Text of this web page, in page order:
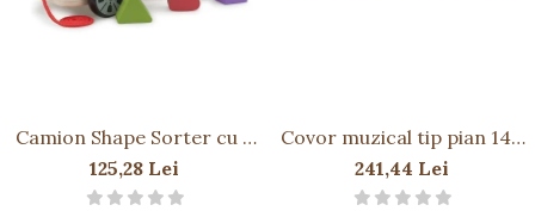
0-1 Ani
8-10 Ani
Camion Shape Sorter cu 6
forme
125,28 Lei
Covor muzical tip pian 149
cm - Fisher Price
241,44 Lei